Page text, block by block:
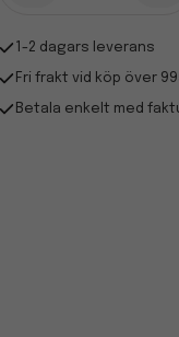
1-2 dagars leverans
Fri frakt vid köp över
Betala enkelt med